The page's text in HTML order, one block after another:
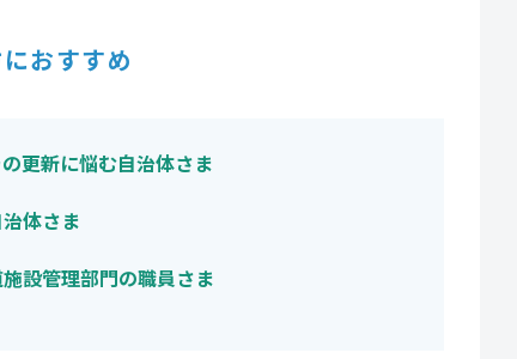
おすすめ
更新に悩む自治体さま
体さま
設管理部門の職員さま